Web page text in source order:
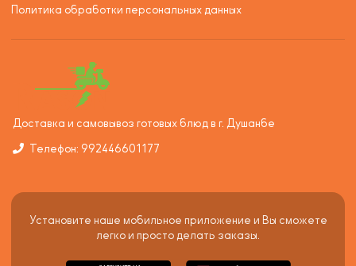
Политика обработки персональных данных
Доставка и самовывоз готовых блюд в г. Душанбе
Телефон: 992446601177
Установите наше мобильное приложение и Вы сможете
легко и просто делать заказы.